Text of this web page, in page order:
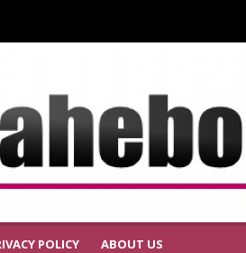
POLICY ABOUT US